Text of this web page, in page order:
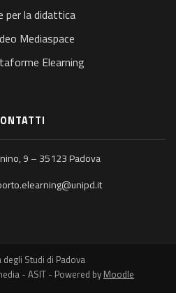
per la didattica
Mediaspace
Elearning
9 – 35123 Padova
Studi di Padova
- ASIT - Powered by Moodle